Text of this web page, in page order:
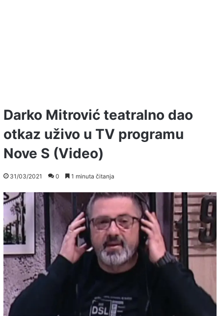
Darko Mitrović teatralno dao
otkaz uživo u TV programu
Nove S (Video)
31/03/2021 0 1 minuta čitanja